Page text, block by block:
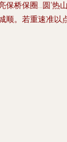
桥保圈…圆‘热
。若重速准